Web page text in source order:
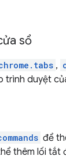
sổ
,
trình duyệt
để
thêm lối